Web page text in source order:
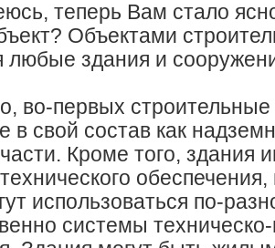
теперь Вам стало
Объектами
любые здания и
во-первых
в свой состав как
Кроме того, здания
использоваться по-
системы